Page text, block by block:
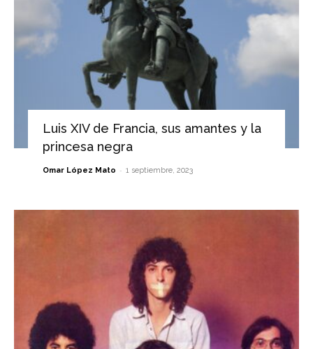
Luis XIV de Francia, sus amantes y la
princesa negra
Omar López Mato - 1 septiembre, 2023